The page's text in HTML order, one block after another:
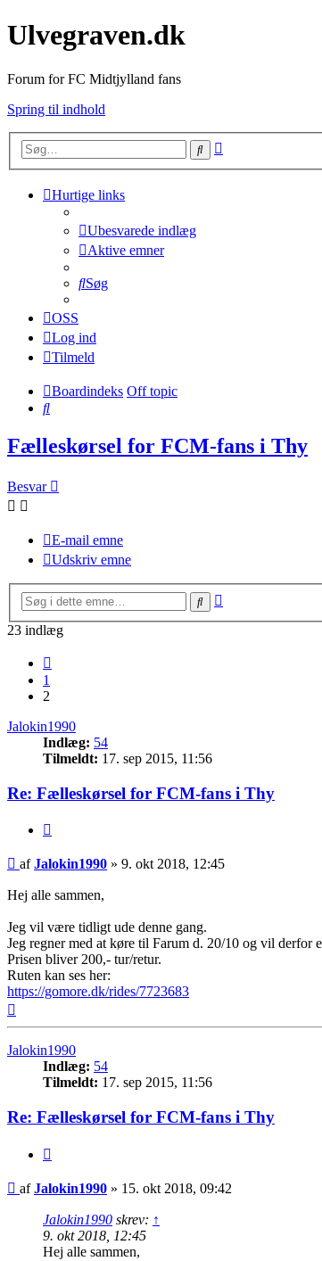
Ulvegraven.dk
Forum for FC Midtjylland fans
Spring til indhold
Søg
Hurtige links
Ubesvarede indlæg
Aktive emner
Søg
OSS
Log ind
Tilmeld
Boardindeks Off topic
Søg
Fælleskørsel for FCM-fans i Thy
Besvar
E-mail emne
Udskriv emne
Søg
23 indlæg
1
2
Jalokin1990
Indlæg: 54
Tilmeldt: 17. sep 2015, 11:56
Re: Fælleskørsel for FCM-fans i Thy
Indlæg
afJalokin1990 » 9. okt 2018, 12:45
Hej alle sammen,
Jeg vil være tidligt ude denne gang.
Jeg regner med at køre til Farum d. 20/10 og vil derfor
Prisen bliver 200,- tur/retur.
Ruten kan ses her:
https://gomore.dk/rides/7723683
Jalokin1990
Indlæg: 54
Tilmeldt: 17. sep 2015, 11:56
Re: Fælleskørsel for FCM-fans i Thy
Indlæg
afJalokin1990 » 15. okt 2018, 09:42
Jalokin1990 skrev: ↑
9. okt 2018, 12:45
Hej alle sammen,